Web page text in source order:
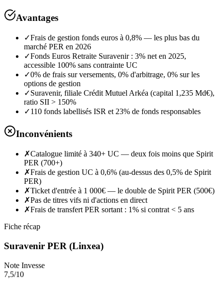
Avantages
✓Frais de gestion fonds euros à 0,8% — les plus bas du
marché PER en 2026
✓Fonds Euros Retraite Suravenir : 3% net en 2025,
accessible 100% sans contrainte UC
✓0% de frais sur versements, 0% d'arbitrage, 0% sur les
options de gestion
✓Suravenir, filiale Crédit Mutuel Arkéa (capital 1,235 Md€),
ratio SII > 150%
✓110 fonds labellisés ISR et 23% de fonds responsables
Inconvénients
✗Catalogue limité à 340+ UC — deux fois moins que Spirit
PER (700+)
✗Frais de gestion UC à 0,6% (au-dessus des 0,5% de Spirit
PER)
✗Ticket d'entrée à 1 000€ — le double de Spirit PER (500€)
✗Pas de titres vifs ni d'actions en direct
✗Frais de transfert PER sortant : 1% si contrat < 5 ans
Fiche récap
Suravenir PER (Linxea)
Note Invesse
7,5/10